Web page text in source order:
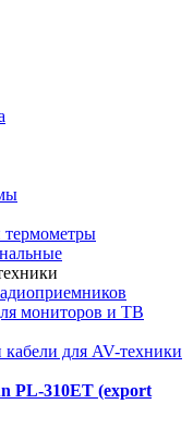
мониторов и ТВ
для AV-техники
PL-310ET (export